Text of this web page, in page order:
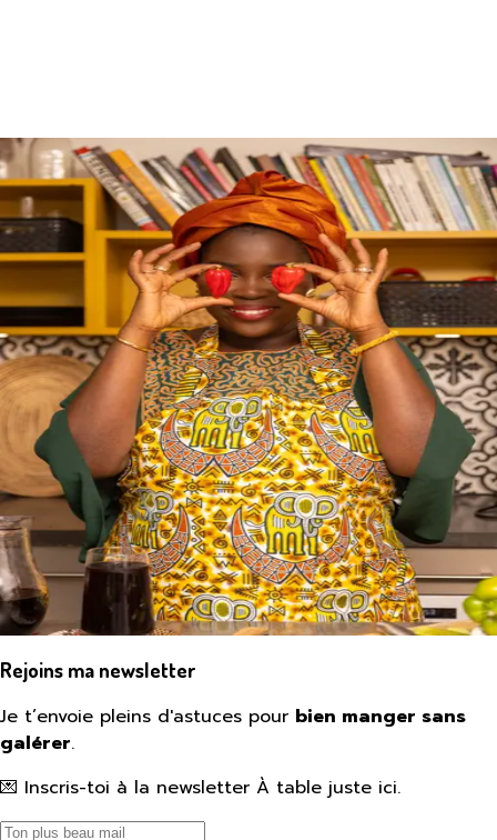
Rejoins ma newsletter
Je t’envoie pleins d'astuces pour bien manger sans
galérer.
💌 Inscris-toi à la newsletter À table juste ici.